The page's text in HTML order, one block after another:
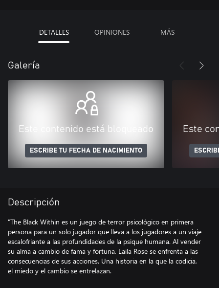
DETALLES OPINIONES MÁS
Galería
Este contenido está bloqueado
ESCRIBE TU FECHA DE NACIMIENTO
Este
Descripción
"The Black Within es un juego de terror psicológico en primera
persona para un solo jugador que lleva a los jugadores a un viaje
escalofriante a las profundidades de la psique humana. Al vender
su alma a cambio de fama y fortuna, Laila Rose se enfrenta a las
consecuencias de sus acciones. Una historia en la que la codicia,
el miedo y el cambio se entrelazan.